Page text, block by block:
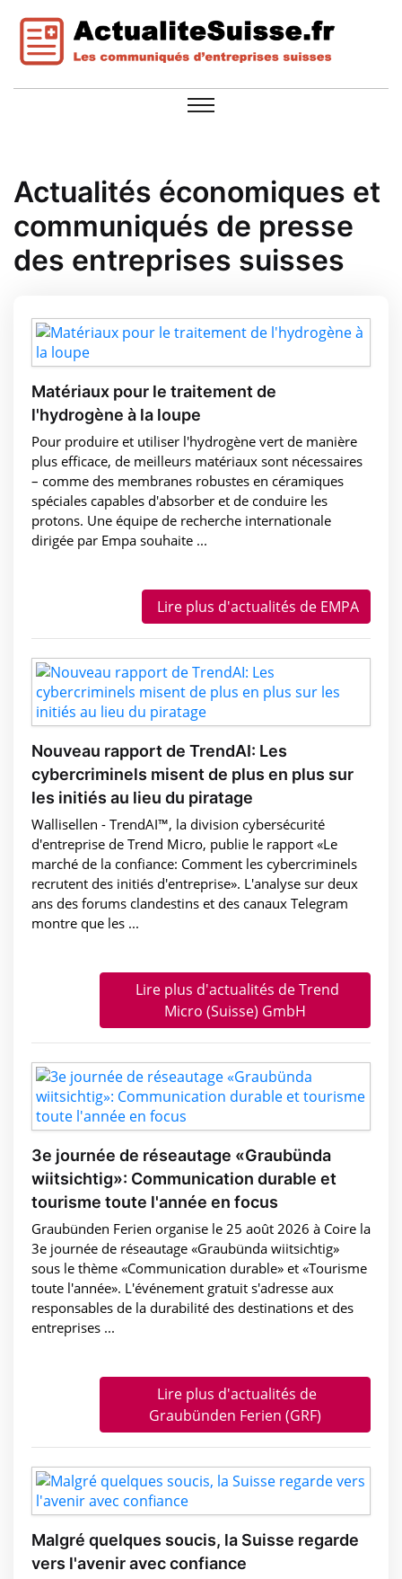
Actualités économiques et
communiqués de presse
des entreprises suisses
Matériaux pour le traitement de
l'hydrogène à la loupe
Pour produire et utiliser l'hydrogène vert de manière
plus efficace, de meilleurs matériaux sont nécessaires
– comme des membranes robustes en céramiques
spéciales capables d'absorber et de conduire les
protons. Une équipe de recherche internationale
dirigée par Empa souhaite ...
Lire plus d'actualités de EMPA
Nouveau rapport de TrendAI: Les
cybercriminels misent de plus en plus sur
les initiés au lieu du piratage
Wallisellen - TrendAI™, la division cybersécurité
d'entreprise de Trend Micro, publie le rapport «Le
marché de la confiance: Comment les cybercriminels
recrutent des initiés d'entreprise». L'analyse sur deux
ans des forums clandestins et des canaux Telegram
montre que les ...
Lire plus d'actualités de Trend
Micro (Suisse) GmbH
3e journée de réseautage «Graubünda
wiitsichtig»: Communication durable et
tourisme toute l'année en focus
Graubünden Ferien organise le 25 août 2026 à Coire la
3e journée de réseautage «Graubünda wiitsichtig»
sous le thème «Communication durable» et «Tourisme
toute l'année». L'événement gratuit s'adresse aux
responsables de la durabilité des destinations et des
entreprises ...
Lire plus d'actualités de
Graubünden Ferien (GRF)
Malgré quelques soucis, la Suisse regarde
vers l'avenir avec confiance